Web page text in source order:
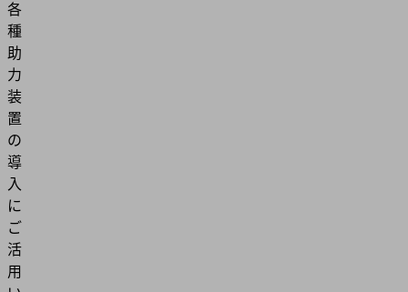
各
種
助
力
装
置
の
導
入
に
ご
活
用